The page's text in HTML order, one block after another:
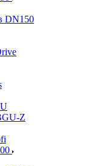
DN150
Z